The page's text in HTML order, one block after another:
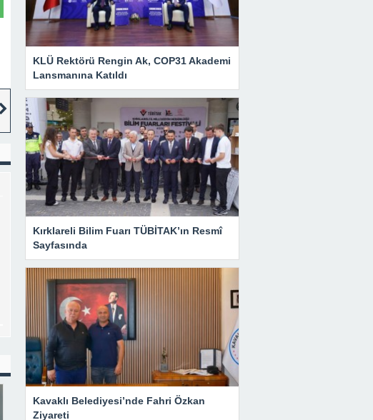
KLÜ Rektörü Rengin Ak, COP31 Akademi
Lansmanına Katıldı
Kırklareli Bilim Fuarı TÜBİTAK’ın Resmî
Sayfasında
Kavaklı Belediyesi’nde Fahri Özkan
Ziyareti